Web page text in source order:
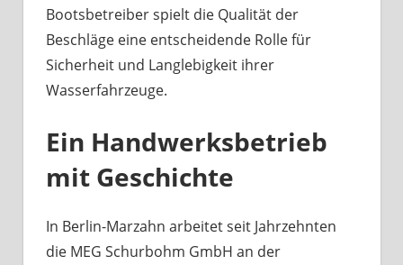
Bootsbetreiber spielt die Qualität der
Beschläge eine entscheidende Rolle für
Sicherheit und Langlebigkeit ihrer
Wasserfahrzeuge.
Ein Handwerksbetrieb
mit Geschichte
In Berlin-Marzahn arbeitet seit Jahrzehnten
die MEG Schurbohm GmbH an der